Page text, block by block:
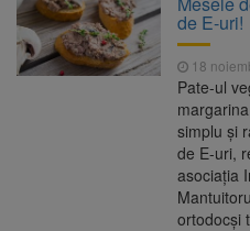
Ormeniș
6 august 2026
AUR a lansat
suspeND.ro pentru urmărirea
suspendare a președintelui
Înalta Curte
dosarul lui Călin Georgescu
Judecătorii decid dacă
Strategia
biodiversitate 2026-2030,
Proiectul merge la promulgare
de E-uri!
18
Pate-ul
simplu și
de E-uri,
asociația
ortodocși